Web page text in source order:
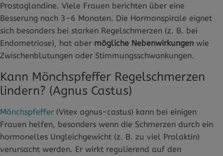
Prostaglandine. Viele Frauen berichten über eine
Besserung nach 3–6 Monaten. Die Hormonspirale eignet
sich besonders bei starken Regelschmerzen (z. B. bei
Endometriose), hat aber mögliche Nebenwirkungen wie
Zwischenblutungen oder Stimmungsschwankungen.
Kann Mönchspfeffer Regelschmerzen
lindern? (Agnus Castus)
Mönchspfeffer (Vitex agnus-castus) kann bei einigen
Frauen helfen, besonders wenn die Schmerzen durch ein
hormonelles Ungleichgewicht (z. B. zu viel Prolaktin)
verursacht werden. Er wirkt regulierend auf den